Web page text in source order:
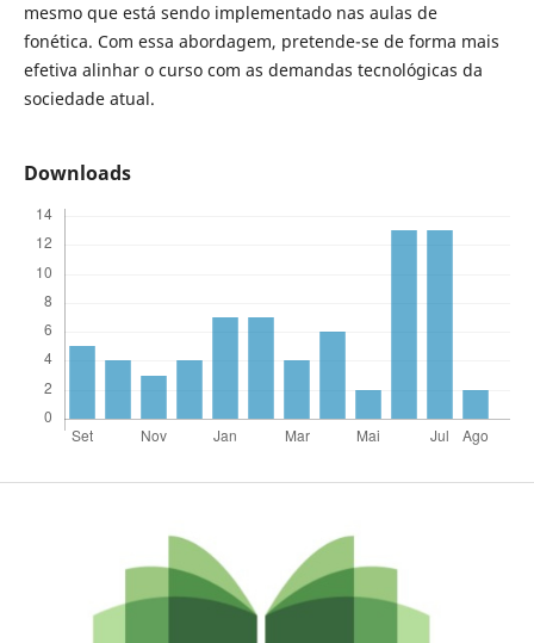
mesmo que está sendo implementado nas aulas de
fonética. Com essa abordagem, pretende-se de forma mais
efetiva alinhar o curso com as demandas tecnológicas da
sociedade atual.
Downloads